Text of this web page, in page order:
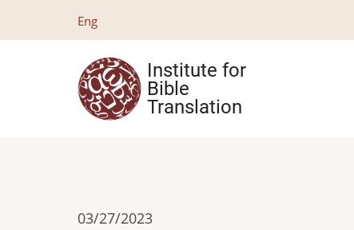
Eng
Institute for
Bible
Translation
03/27/2023